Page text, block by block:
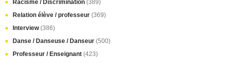
Racisme / Discrimination (389)
Relation élève / professeur (369)
Interview(386)
Danse / Danseuse / Danseur (500)
Professeur / Enseignant (423)